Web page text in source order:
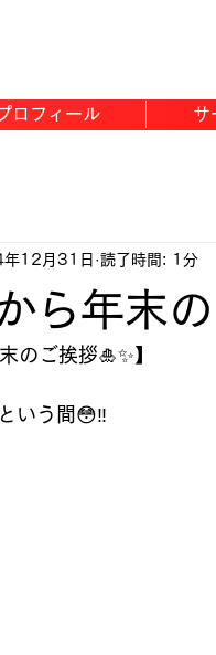
ロフィール サ
ら年末
12月31日 読了時間: 1分
のご挨拶🎍✨】
いう間😳‼️